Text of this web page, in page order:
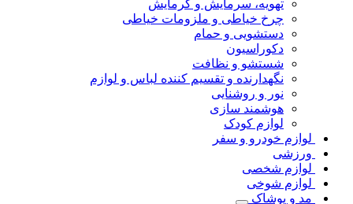
تهویه، سرمایش و گرمایش
چرخ خیاطی و ملزومات خیاطی
دستشویی و حمام
دکوراسیون
شستشو و نظافت
نگهدارنده و تقسیم کننده لباس و لوازم
نور و روشنایی
هوشمند سازی
لوازم کودک
لوازم خودرو و سفر
ورزشی
لوازم شخصی
لوازم شوخی
مد و پوشاک